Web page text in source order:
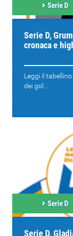
Serie D
Serie D,
cronaca e
Leggi il
dei gol...
Serie D
Serie D,